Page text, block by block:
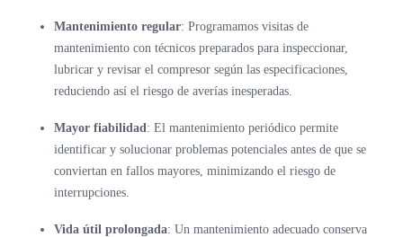
Mantenimiento regular: Programamos visitas de
mantenimiento con técnicos preparados para inspeccionar,
lubricar y revisar el compresor según las especificaciones,
reduciendo así el riesgo de averías inesperadas.
Mayor fiabilidad: El mantenimiento periódico permite
identificar y solucionar problemas potenciales antes de que se
conviertan en fallos mayores, minimizando el riesgo de
interrupciones.
Vida útil prolongada: Un mantenimiento adecuado conserva